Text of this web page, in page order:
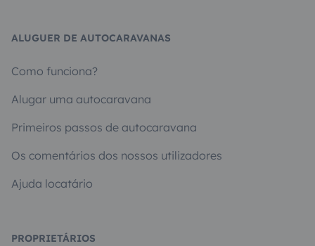
ALUGUER DE AUTOCARAVANAS
Como funciona?
Alugar uma autocaravana
Primeiros passos de autocaravana
Os comentários dos nossos utilizadores
Ajuda locatário
PROPRIETÁRIOS